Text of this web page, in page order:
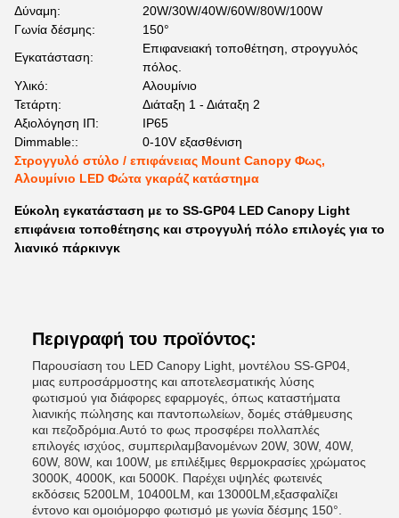
Δύναμη:
20W/30W/40W/60W/80W/100W
Γωνία δέσμης:
150°
Εγκατάσταση:
Επιφανειακή τοποθέτηση, στρογγυλός
πόλος.
Υλικό:
Αλουμίνιο
Τετάρτη:
Διάταξη 1 - Διάταξη 2
Αξιολόγηση ΙΠ:
IP65
Dimmable::
0-10V εξασθένιση
Στρογγυλό στύλο / επιφάνειας Mount Canopy Φως,
Αλουμίνιο LED Φώτα γκαράζ κατάστημα
Εύκολη εγκατάσταση με το SS-GP04 LED Canopy Light
επιφάνεια τοποθέτησης και στρογγυλή πόλο επιλογές για το
λιανικό πάρκινγκ
Περιγραφή του προϊόντος:
Παρουσίαση του LED Canopy Light, μοντέλου SS-GP04,
μιας ευπροσάρμοστης και αποτελεσματικής λύσης
φωτισμού για διάφορες εφαρμογές, όπως καταστήματα
λιανικής πώλησης και παντοπωλείων, δομές στάθμευσης
και πεζοδρόμια.Αυτό το φως προσφέρει πολλαπλές
επιλογές ισχύος, συμπεριλαμβανομένων 20W, 30W, 40W,
60W, 80W, και 100W, με επιλέξιμες θερμοκρασίες χρώματος
3000K, 4000K, και 5000K. Παρέχει υψηλές φωτεινές
εκδόσεις 5200LM, 10400LM, και 13000LM,εξασφαλίζει
έντονο και ομοιόμορφο φωτισμό με γωνία δέσμης 150°.